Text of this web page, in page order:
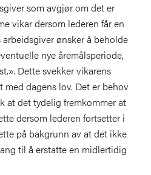
som avgjør om det er
vikar dersom lederen får en
ønsker å beholde
nye åremålsperiode,
Dette svekker vikarens
dagens lov. Det er behov
at det tydelig fremkommer at
dersom lederen fortsetter i
på bakgrunn av at det ikke
til å erstatte en midlertidig